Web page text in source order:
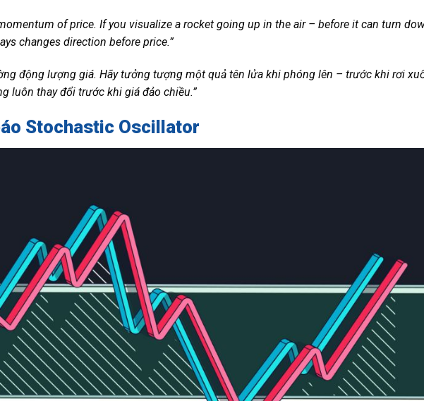
of price. If you visualize a rocket going up in the air – before it can turn
changes direction before price.”
động lượng giá. Hãy tưởng tượng một quả tên lửa khi phóng lên – trước khi rơi
luôn thay đổi trước khi giá đảo chiều.”
Stochastic Oscillator